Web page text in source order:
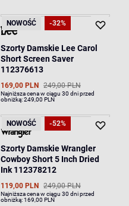
NOWOŚĆ -32%
Szorty Damskie Lee Carol
Short Screen Saver
112376613
169,00 PLN 249,00 PLN
Najniższa cena w ciągu 30 dni przed
obniżką:249,00 PLN
NOWOŚĆ -52%
Szorty Damskie Wrangler
Cowboy Short 5 Inch Dried
Ink 112378212
119,00 PLN 249,00 PLN
Najniższa cena w ciągu 30 dni przed
obniżką:169,00 PLN